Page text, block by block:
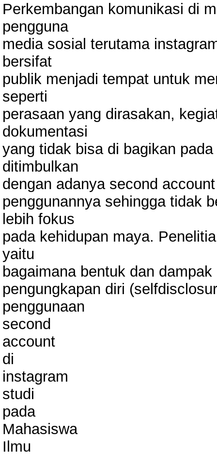
Perkembangan komunikasi di
pengguna
media sosial terutama
bersifat
publik menjadi tempat untuk
seperti
perasaan yang dirasakan,
dokumentasi
yang tidak bisa di bagikan
ditimbulkan
dengan adanya second
penggunannya sehingga tidak
lebih fokus
pada kehidupan maya.
yaitu
bagaimana bentuk dan
pengungkapan diri
penggunaan
second
account
di
instagram
studi
pada
Mahasiswa
Ilmu